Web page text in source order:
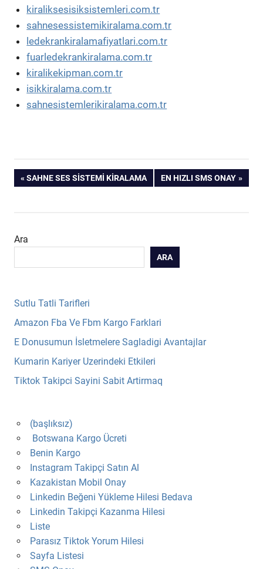
kiraliksesisiksistemleri.com.tr
sahnesessistemikiralama.com.tr
ledekrankiralamafiyatlari.com.tr
fuarledekrankiralama.com.tr
kiralikekipman.com.tr
isikkiralama.com.tr
sahnesistemlerikiralama.com.tr
Yazı
PREVIOUS
SAHNE SES SISTEMI KIRALAMA
NEXT
EN HIZLI SMS ONAY
Ara
ARA
Sutlu Tatli Tarifleri
Amazon Fba Ve Fbm Kargo Farklari
E Donusumun İsletmelere Sagladigi Avantajlar
Kumarin Kariyer Uzerindeki Etkileri
Tiktok Takipci Sayini Sabit Artirmaq
(başlıksız)
Botswana Kargo Ücreti
Benin Kargo
Instagram Takipçi Satın Al
Kazakistan Mobil Onay
Linkedin Beğeni Yükleme Hilesi Bedava
Linkedin Takipçi Kazanma Hilesi
Liste
Parasız Tiktok Yorum Hilesi
Sayfa Listesi